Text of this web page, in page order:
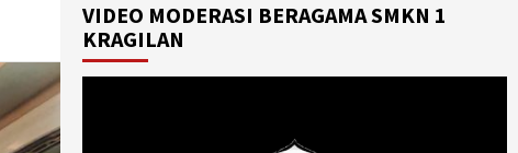
VIDEO MODERASI BERAGAMA SMKN 1
KRAGILAN